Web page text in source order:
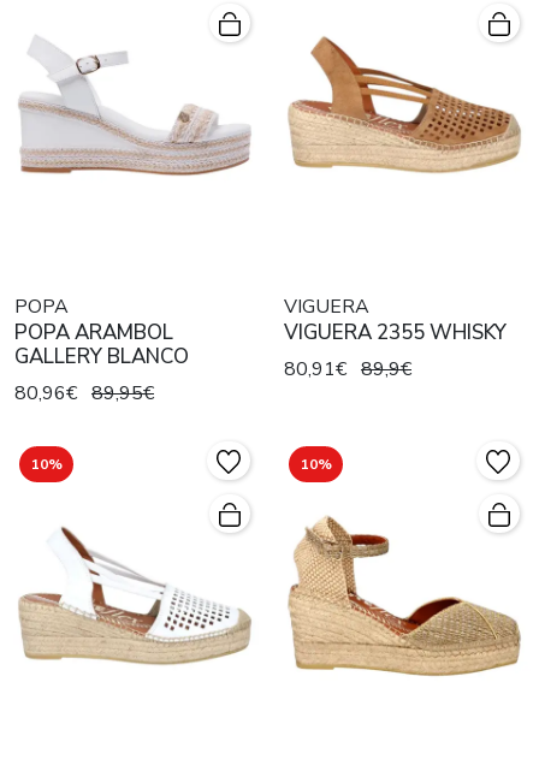
POPA
POPA ARAMBOL
GALLERY BLANCO
80,96€ 89,95€
VIGUERA
VIGUERA 2355 WHISKY
80,91€ 89,9€
10% 10%